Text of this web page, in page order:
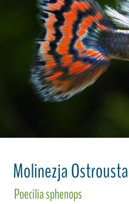
Molinezja Ostrousta
Poecilia sphenops